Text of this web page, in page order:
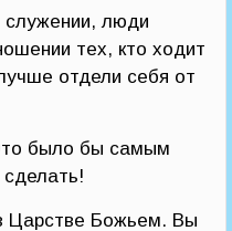
служении, люди
тех, кто ходит
отдели себя от
было бы самым
Царстве Божьем. Вы